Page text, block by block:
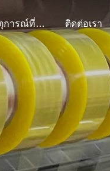
เหตุการณ์ที่เกิดขึ้น ติดต่อเรา